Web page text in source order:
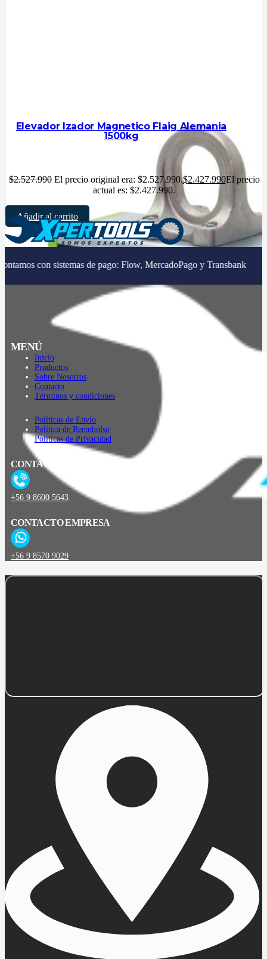
Elevador Izador Magnetico Flaig Alemania
1500kg
$2.527.990 El precio original era: $2.527.990.$2.427.990El precio
actual es: $2.427.990.
Añadir al carrito
sistemas de pago: Flow, MercadoPago y Transbank
MENÚ
Inicio
Productos
Sobre Nosotros
Contacto
Términos y condiciones
Políticas de Envío
Política de Reembolso
Políticas de Privacidad
CONTACTO
+56 9 8600 5643
CONTACTO EMPRESA
+56 9 8570 9029